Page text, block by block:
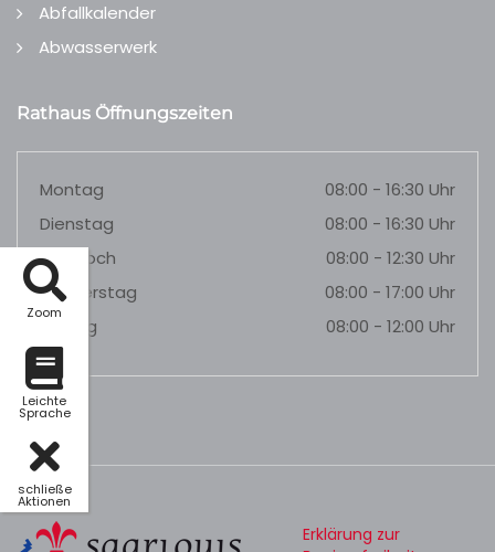
Zoom
Leichte
Sprache
schließe
Aktionen
Abfallkalender
Abwasserwerk
Rathaus Öffnungszeiten
Montag
08:00 - 16:30 Uhr
Dienstag
08:00 - 16:30 Uhr
Mittwoch
08:00 - 12:30 Uhr
Donnerstag
08:00 - 17:00 Uhr
Freitag
08:00 - 12:00 Uhr
Erklärung zur